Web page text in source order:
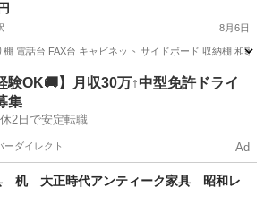
8月6日
電話台 FAX台 キャビネット サイドボード 収納棚 和
駅 その他 文机
験OK🚚】月収30万↑中型免許ドライ
集
2日で安定転職
ーダイレクト Ad
机 大正時代アンティーク家具 昭和レ